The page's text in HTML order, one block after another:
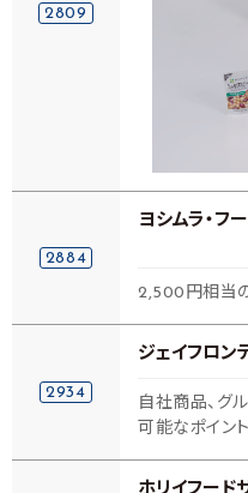
2809
2884
ヨシムラ・フ
2,500円相当の
2934
ジェイフロン
自社商品、グ
可能なポイント